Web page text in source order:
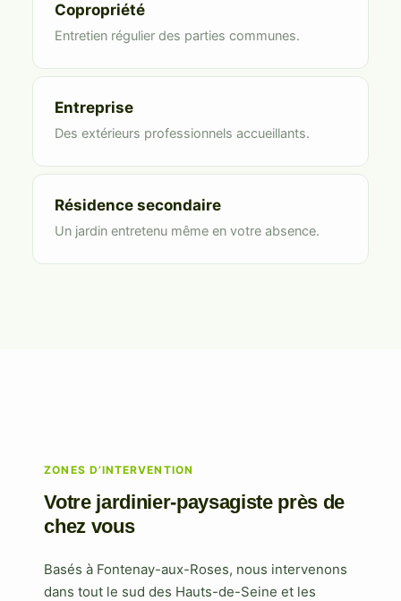
Copropriété
Entretien régulier des parties communes.
Entreprise
Des extérieurs professionnels accueillants.
Résidence secondaire
Un jardin entretenu même en votre absence.
ZONES D’INTERVENTION
Votre jardinier-paysagiste près de
chez vous
Basés à Fontenay-aux-Roses, nous intervenons
dans tout le sud des Hauts-de-Seine et les